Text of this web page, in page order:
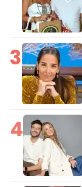
3
4